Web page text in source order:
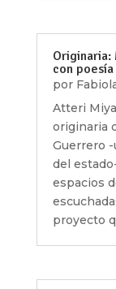
Originaria:
con poesía
por
Atteri
originaria
Guerrero
del
espacios
proyecto